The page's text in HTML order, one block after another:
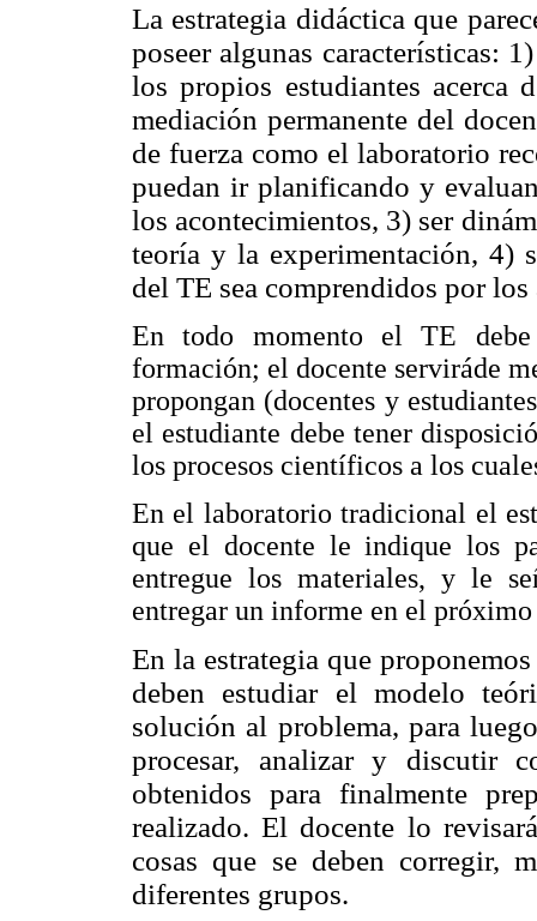
La estrategia didáctica que
poseer algunas características:
los propios estudiantes
mediación permanente del
de fuerza como el laboratorio
puedan ir planificando y
los acontecimientos, 3) ser
teoría y la experimentación, 4)
del TE sea comprendidos por
En todo momento el TE
formación; el docente serviráde
propongan (docentes y
el estudiante debe tener
los procesos científicos a los
En el laboratorio tradicional el
que el docente le indique los
entregue los materiales, y le
entregar un informe en el
En la estrategia que
deben estudiar el modelo
solución al problema, para
procesar, analizar y discutir
obtenidos para finalmente
realizado. El docente lo
cosas que se deben corregir,
diferentes grupos.